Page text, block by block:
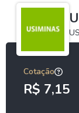
Cotação
R$ 7,15